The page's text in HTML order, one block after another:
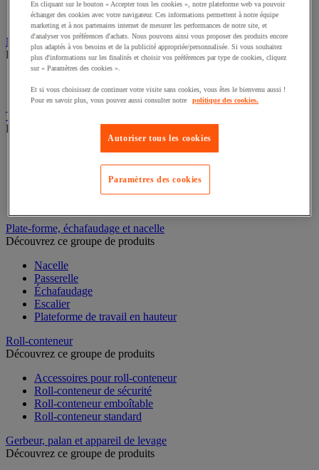
Caisson de laboratoire
Paillasse
Marchepied, escabeau et échelle
Découvrez ce groupe de produits
Escabeau et marchepied
Transpalette
Découvrez ce groupe de produits
Transpalette électrique
Transpalette manuel
Transpalette haute levée
Transpalette peseur
Plate-forme, échafaudage et nacelle
Découvrez ce groupe de produits
Nacelle
Passerelle
Échafaudage
Escalier
Plateforme de travail en hauteur
Roll-conteneur
Découvrez ce groupe de produits
Accessoires pour roll-conteneur
Roll-conteneur de sécurité
Roll-conteneur emboîtable
Roll-conteneur standard
Gerbeur, palan et appareil de levage
Découvrez ce groupe de produits
En cliquant sur le bouton « Accepter tous les cookies », notre plateforme web va pouvoir
échanger des cookies avec votre navigateur. Ces informations permettent à notre équipe
marketing et à nos partenaires internet de mesurer les performances de notre site, et
d'analyser vos préférences d'achats. Nous pouvons ainsi vous proposer des produits encore
plus adaptés à vos besoins et de la publicité appropriée/personnalisée. Si vous souhaitez
plus d'informations sur les finalités et choisir vos préférences par type de cookies, cliquez
sur « Paramètres des cookies ».
Et si vous choisissez de continuer votre visite sans cookies, vous êtes le bienvenu aussi !
Pour en savoir plus, vous pouvez aussi consulter notre
politique des cookies.
Autoriser tous les cookies
Paramètres des cookies